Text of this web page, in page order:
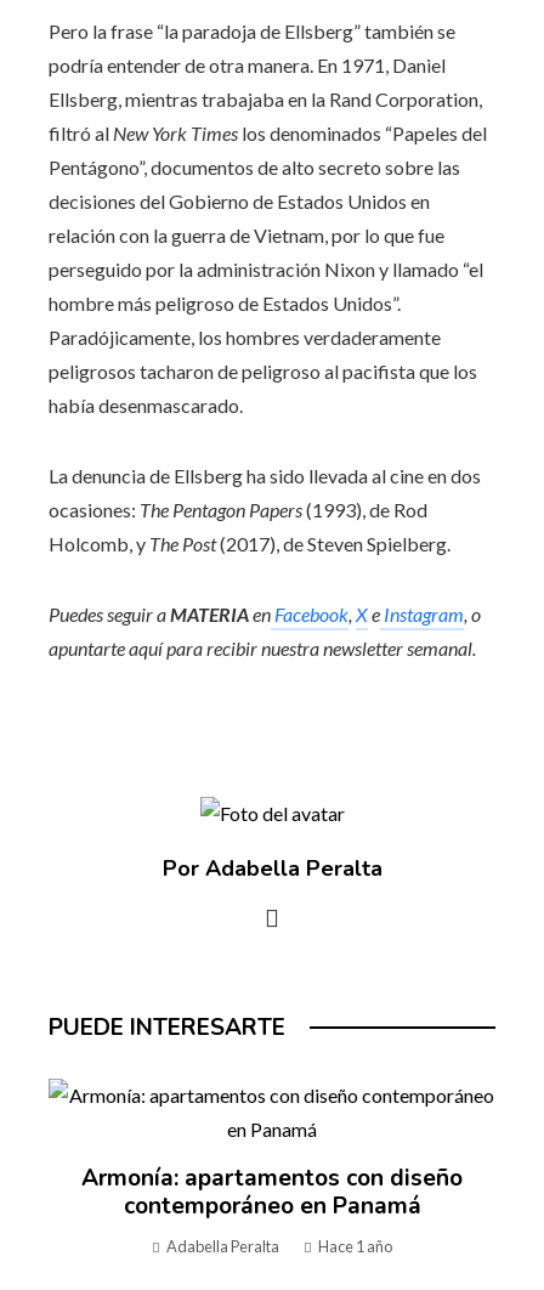
Pero la frase “la paradoja de Ellsberg” también se
podría entender de otra manera. En 1971, Daniel
Ellsberg, mientras trabajaba en la Rand Corporation,
filtró al New York Times los denominados “Papeles del
Pentágono”, documentos de alto secreto sobre las
decisiones del Gobierno de Estados Unidos en
relación con la guerra de Vietnam, por lo que fue
perseguido por la administración Nixon y llamado “el
hombre más peligroso de Estados Unidos”.
Paradójicamente, los hombres verdaderamente
peligrosos tacharon de peligroso al pacifista que los
había desenmascarado.
La denuncia de Ellsberg ha sido llevada al cine en dos
ocasiones: The Pentagon Papers(1993), de Rod
Holcomb, y The Post(2017), de Steven Spielberg.
Puedes seguir aMATERIAen Facebook, Xe Instagram, o
apuntarte aquí para recibirnuestra newsletter semanal.
Por Adabella Peralta
PUEDE INTERESARTE
Armonía: apartamentos con diseño
contemporáneo en Panamá
Adabella Peralta Hace 1 año